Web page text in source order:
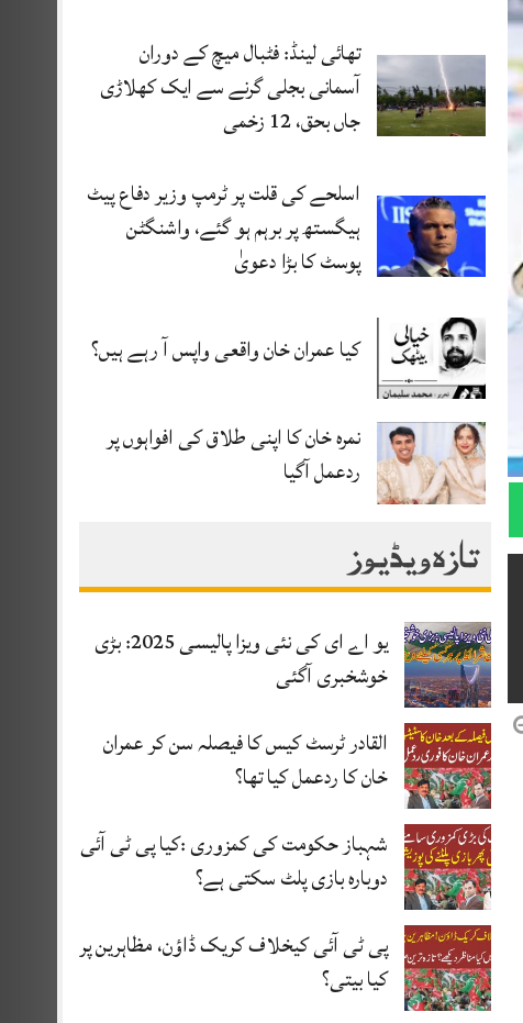
تھائی لینڈ: فٹبال میچ کے دوران
آسمانی بجلی گرنے سے ایک کھلاڑی
جاں بحق، 12 زخمی
اسلحے کی قلت پر ٹرمپ وزیر دفاع پیٹ
ہیگستھ پر برہم ہو گئے، واشنگٹن
پوسٹ کا بڑا دعویٰ
کیا عمران خان واقعی واپس آ رہے ہیں؟
نمرہ خان کا اپنی طلاق کی افواہوں پر
ردعمل آگیا
تازہ ویڈیوز
یو اے ای کی نئی ویزا پالیسی 2025: بڑی
خوشخبری آگئی
القادر ٹرسٹ کیس کا فیصلہ سن کر عمران
خان کا ردعمل کیا تھا؟
شہباز حکومت کی کمزوری :کیا پی ٹی آئی
دوبارہ بازی پلٹ سکتی ہے؟
پی ٹی آئی کیخلاف کریک ڈاؤن، مظاہرین پر
کیا بیتی؟